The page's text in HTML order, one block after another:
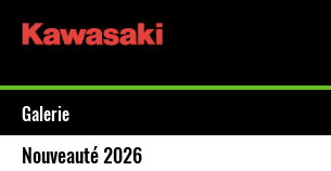
Galerie
Nouveauté 2026